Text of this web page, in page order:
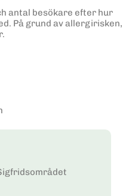
antal besökare efter hur
På grund av allergirisken,